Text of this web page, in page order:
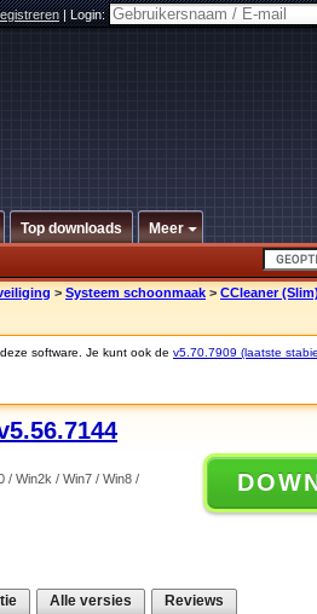
|Login:
Top downloads Meer
> Systeem schoonmaak > CCleaner
software. Je kunt ook de v5.70.7909 (laatste
/ Win2k / Win7 / Win8 /
Alle versies Reviews